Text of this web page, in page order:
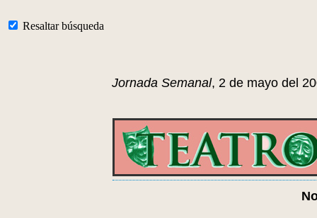
Resaltar búsqueda
Jornada Semanal, 2 de mayo del